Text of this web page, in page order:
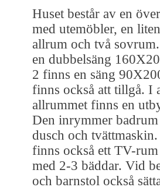
Huset består av en
med utemöbler, en
allrum och två
en dubbelsäng
2 finns en säng
finns också att tillgå. I
allrummet finns en
Den inrymmer
dusch och
finns också ett TV-
med 2-3 bäddar. Vid
och barnstol också